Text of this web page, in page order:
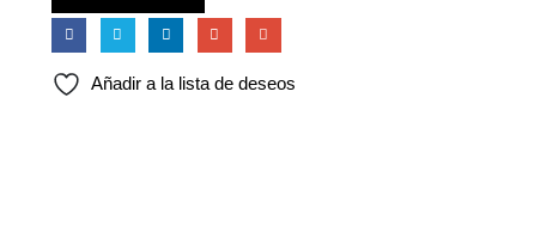
Añadir a la lista de deseos